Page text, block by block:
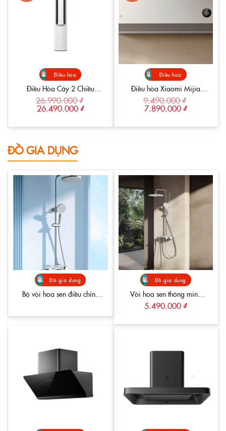
Điều hòa
Điều Hòa Cây 2 Chiều
Xiaomi Mijia Inverter
M2A1 3HP 27.000BTU
26.990.000₫
Giá
gốc
26.990.000 ₫.
26.490.000₫Giá
hiện
là:
Điều hòa
Điều hòa Xiaomi Mijia
9000BTU bản quốc tế
9.490.000₫
Giá
gốc
9.490.000 ₫.
7.890.000₫Giá
hiện
là:
ĐỒ GIA DỤNG
Đồ gia dụng
Bộ vòi hoa sen điều chỉnh
MJKWLYHS01DB
Đồ gia dụng
Vòi hoa sen thông minh
Xiaomi Mijia S1 Pro
5.490.000₫